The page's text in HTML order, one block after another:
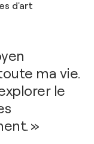
d'art
ma vie.
le
»